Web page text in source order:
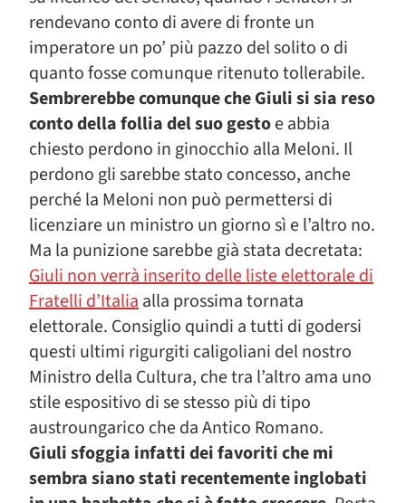
rendevano conto di avere di fronte un
imperatore un po’ più pazzo del solito o di
quanto fosse comunque ritenuto tollerabile.
Sembrerebbe comunque che Giuli si sia reso
conto della follia del suo gestoe abbia
chiesto perdono in ginocchio alla Meloni. Il
perdono gli sarebbe stato concesso, anche
perché la Meloni non può permettersi di
licenziare un ministro un giorno sì e l’altro no.
Ma la punizione sarebbe già stata decretata:
Giuli non verrà inserito delle liste elettorale di
Fratelli d’Italiaalla prossima tornata
elettorale. Consiglio quindi a tutti di godersi
questi ultimi rigurgiti caligoliani del nostro
Ministro della Cultura, che tra l’altro ama uno
stile espositivo di se stesso più di tipo
austroungarico che da Antico Romano.
Giuli sfoggia infatti dei favoriti che mi
sembra siano stati recentemente inglobati